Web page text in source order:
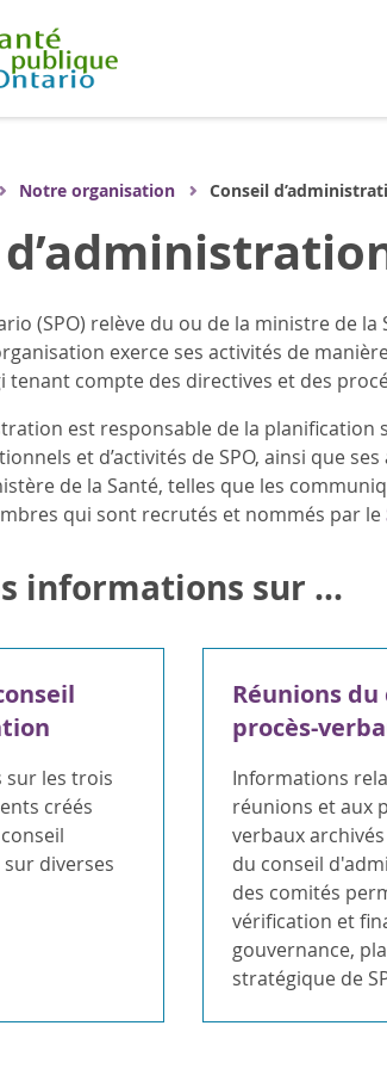
Notre organisation Conseil
(SPO) relève du ou de la ministre de
exerce ses activités de
tenant compte des directives et des
est responsable de la
et d’activités de SPO, ainsi que
de la Santé, telles que les
qui sont recrutés et nommés par le
informations sur ...
sur les trois
créés
diverses
Réunions
procès-
Informations
réunions et aux
verbaux
du conseil
des comités
vérification et
gouvernance,
stratégique de